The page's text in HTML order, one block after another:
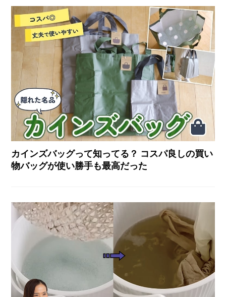
カインズバッグって知ってる？ コスパ良しの買い
物バッグが使い勝手も最高だった